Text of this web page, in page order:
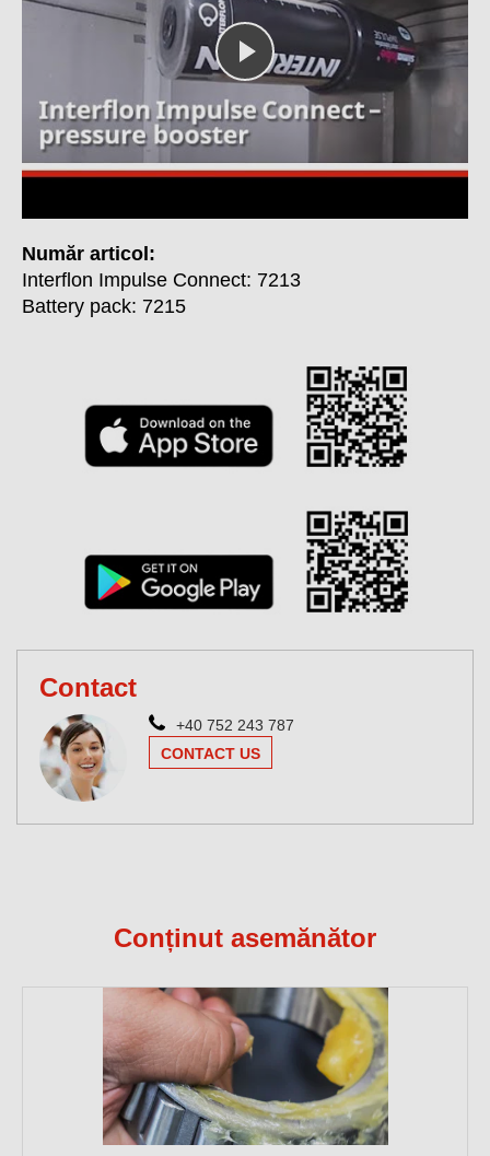
Număr articol :
Interflon Impulse Connect: 7213
Battery pack: 7215
Contact
+40 752 243 787
CONTACT US
Conținut asemănător